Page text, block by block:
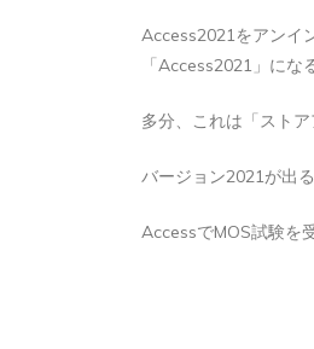
Access2021をアンイ
「Access2021」にな
多分、これは「スト
バージョン2021が出
AccessでMOS試験を